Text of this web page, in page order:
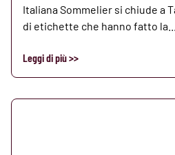
Italiana Sommelier si chiude a
di etichette che hanno fatto la...
Leggi di più >>